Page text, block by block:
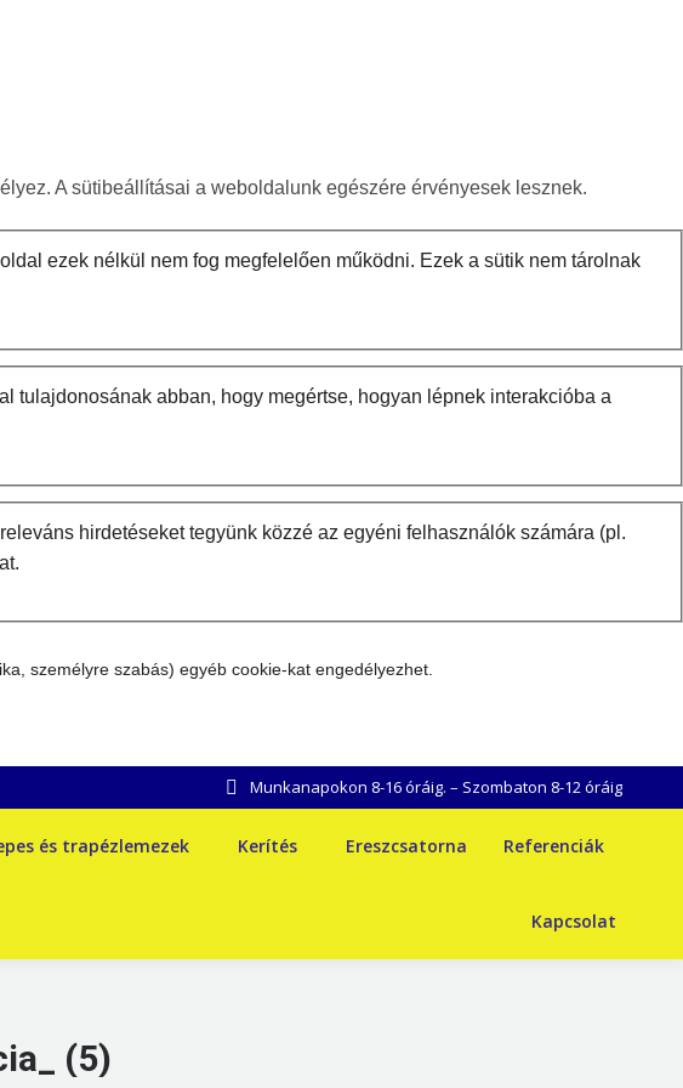
A sütibeállításai a weboldalunk egészére érvényesek lesznek.
ezek nélkül nem fog megfelelően működni. Ezek a sütik nem tárolnak
tulajdonosának abban, hogy megértse, hogyan lépnek interakcióba a
hirdetéseket tegyünk közzé az egyéni felhasználók számára (pl.
személyre szabás) egyéb cookie-kat engedélyezhet.
Munkanapokon 8-16 óráig. – Szombaton 8-12 óráig
és trapézlemezek Kerítés Ereszcsatorna Referenciák
Kapcsolat
(5)